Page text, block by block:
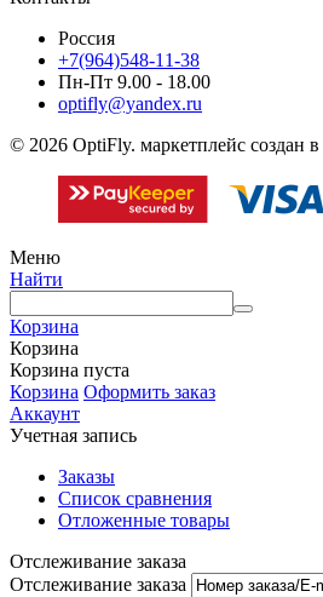
Россия
+7(964)548-11-38
Пн-Пт 9.00 - 18.00
optifly@yandex.ru
© 2026 OptiFly. маркетплейс создан в
Меню
Найти
Корзина
Корзина
Корзина пуста
Корзина Оформить заказ
Аккаунт
Учетная запись
Заказы
Список сравнения
Отложенные товары
Отслеживание заказа
Отслеживание заказа